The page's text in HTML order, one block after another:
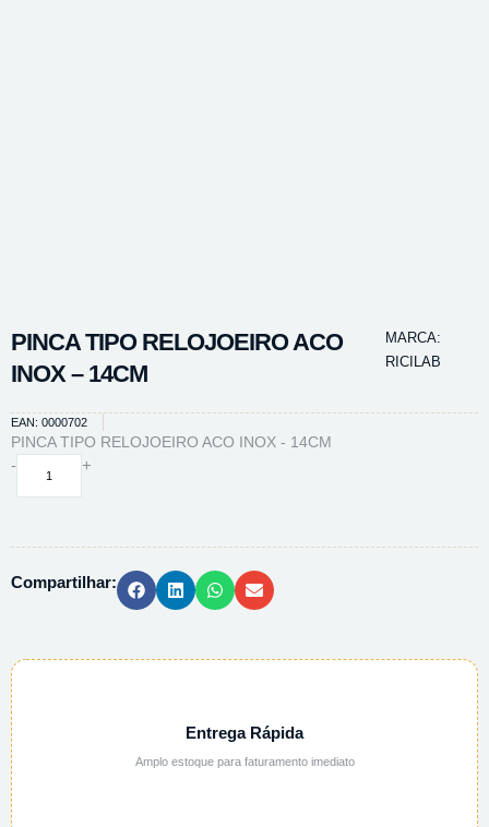
PINCA TIPO RELOJOEIRO ACO
INOX – 14CM
MARCA:
RICILAB
EAN: 0000702
PINCA TIPO RELOJOEIRO ACO INOX - 14CM
-
PINCA
-
+
Compartilhar:
Entrega Rápida
Amplo estoque para faturamento imediato